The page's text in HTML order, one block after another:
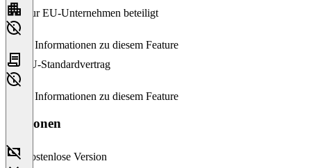
Nur EU-Unternehmen beteiligt
Keine Informationen zu diesem Feature
EU-Standardvertrag
Keine Informationen zu diesem Feature
Versionen
Kostenlose Version